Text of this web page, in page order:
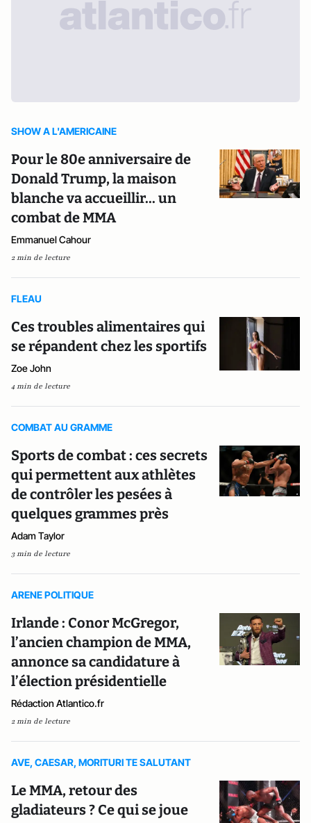
SHOW A L'AMERICAINE
Pour le 80e anniversaire de
Donald Trump, la maison
blanche va accueillir... un
combat de MMA
Emmanuel Cahour
2 min de lecture
FLEAU
Ces troubles alimentaires qui
se répandent chez les sportifs
Zoe John
4 min de lecture
COMBAT AU GRAMME
Sports de combat : ces secrets
qui permettent aux athlètes
de contrôler les pesées à
quelques grammes près
Adam Taylor
3 min de lecture
ARENE POLITIQUE
Irlande : Conor McGregor,
l’ancien champion de MMA,
annonce sa candidature à
l’élection présidentielle
Rédaction Atlantico.fr
2 min de lecture
AVE, CAESAR, MORITURI TE SALUTANT
Le MMA, retour des
gladiateurs ? Ce qui se joue